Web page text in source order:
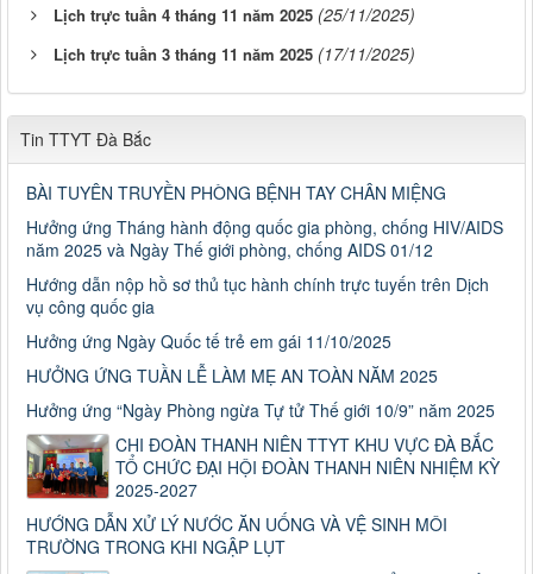
Lịch trực tuần 4 tháng 11 năm 2025 (25/11/2025)
Lịch trực tuần 3 tháng 11 năm 2025 (17/11/2025)
Tin TTYT Đà Bắc
BÀI TUYÊN TRUYỀN PHÒNG BỆNH TAY CHÂN MIỆNG
Hưởng ứng Tháng hành động quốc gia phòng, chống HIV/AIDS
năm 2025 và Ngày Thế giới phòng, chống AIDS 01/12
Hướng dẫn nộp hồ sơ thủ tục hành chính trực tuyến trên Dịch
vụ công quốc gia
Hưởng ứng Ngày Quốc tế trẻ em gái 11/10/2025
HƯỞNG ỨNG TUẦN LỄ LÀM MẸ AN TOÀN NĂM 2025
Hưởng ứng “Ngày Phòng ngừa Tự tử Thế giới 10/9” năm 2025
CHI ĐOÀN THANH NIÊN TTYT KHU VỰC ĐÀ BẮC
TỔ CHỨC ĐẠI HỘI ĐOÀN THANH NIÊN NHIỆM KỲ
2025-2027
HƯỚNG DẪN XỬ LÝ NƯỚC ĂN UỐNG VÀ VỆ SINH MÔI
TRƯỜNG TRONG KHI NGẬP LỤT